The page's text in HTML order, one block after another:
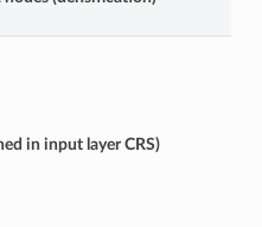
in input layer CRS)